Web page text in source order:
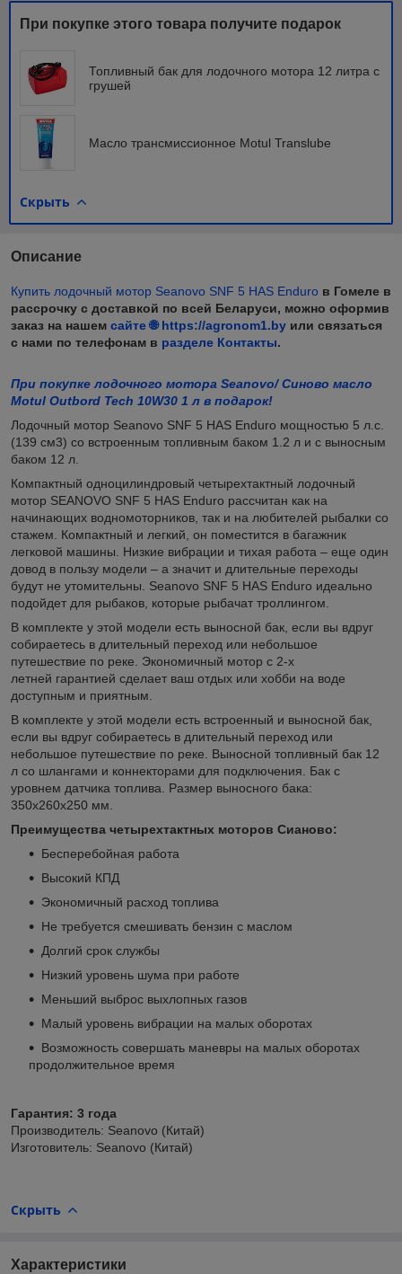
При покупке этого товара получите подарок
Топливный бак для лодочного мотора 12 литра с
грушей
Масло трансмиссионное Motul Translube
Скрыть
Описание
Купить лодочный мотор Seanovo SNF 5 HAS Enduro в Гомеле в
рассрочку с доставкой по всей Беларуси, можно оформив
заказ на нашем сайте 🌐 https://agronom1.by или связаться
с нами по телефонам в разделе Контакты.
При покупке лодочного мотора Seanovo/ Синово масло
Motul Outbord Tech 10W30 1 л в подарок!
Лодочный мотор Seanovo SNF 5 HAS Enduro мощностью 5 л.с.
(139 см3) со встроенным топливным баком 1.2 л и с выносным
баком 12 л.
Компактный одноцилиндровый четырехтактный лодочный
мотор SEANOVO SNF 5 HAS Enduro рассчитан как на
начинающих водномоторников, так и на любителей рыбалки со
стажем. Компактный и легкий, он поместится в багажник
легковой машины. Низкие вибрации и тихая работа – еще один
довод в пользу модели – а значит и длительные переходы
будут не утомительны. Seanovo SNF 5 HAS Enduro идеально
подойдет для рыбаков, которые рыбачат троллингом.
В комплекте у этой модели есть выносной бак, если вы вдруг
собираетесь в длительный переход или небольшое
путешествие по реке. Экономичный мотор с 2-х
летней гарантией сделает ваш отдых или хобби на воде
доступным и приятным.
В комплекте у этой модели есть встроенный и выносной бак,
если вы вдруг собираетесь в длительный переход или
небольшое путешествие по реке. Выносной топливный бак 12
л со шлангами и коннекторами для подключения. Бак с
уровнем датчика топлива. Размер выносного бака:
350х260х250 мм.
Преимущества четырехтактных моторов Сианово:
Бесперебойная работа
Высокий КПД
Экономичный расход топлива
Не требуется смешивать бензин с маслом
Долгий срок службы
Низкий уровень шума при работе
Меньший выброс выхлопных газов
Малый уровень вибрации на малых оборотах
Возможность совершать маневры на малых оборотах
продолжительное время
Гарантия: 3 года
Производитель: Seanovo (Китай)
Изготовитель: Seanovo (Китай)
Скрыть
Характеристики